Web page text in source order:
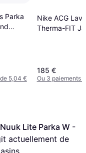
Parka
5,04 €
Nike ACG
Therma-FIT
185 €
Ou 3 paiements
Lite Parka W -
actuellement de